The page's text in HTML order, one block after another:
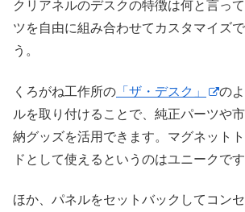
クリアネルのデスクの特徴は何と言っ
ツを自由に組み合わせてカスタマイズ
う。
くろがね工作所の 「ザ・デスク」
の
ルを取り付けることで、純正パーツや
納グッズを活用できます。マグネット
ドとして使えるというのはユニークです
ほか、パネルをセットバックしてコン